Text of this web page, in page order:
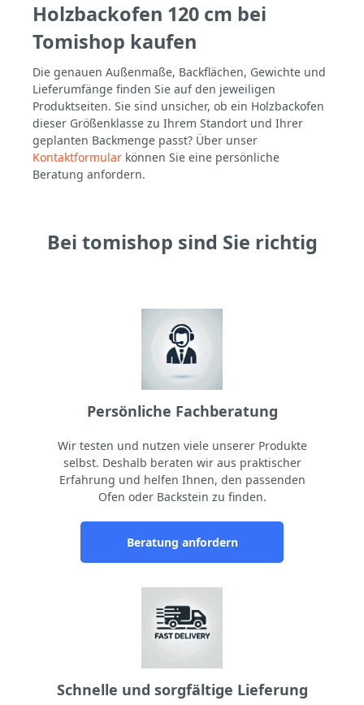
Holzbackofen 120 cm bei
Tomishop kaufen
Die genauen Außenmaße, Backflächen, Gewichte und
Lieferumfänge finden Sie auf den jeweiligen
Produktseiten. Sie sind unsicher, ob ein Holzbackofen
dieser Größenklasse zu Ihrem Standort und Ihrer
geplanten Backmenge passt? Über unser
Kontaktformular können Sie eine persönliche
Beratung anfordern.
Bei tomishop sind Sie richtig
Persönliche Fachberatung
Wir testen und nutzen viele unserer Produkte
selbst. Deshalb beraten wir aus praktischer
Erfahrung und helfen Ihnen, den passenden
Ofen oder Backstein zu finden.
Beratung anfordern
Schnelle und sorgfältige Lieferung